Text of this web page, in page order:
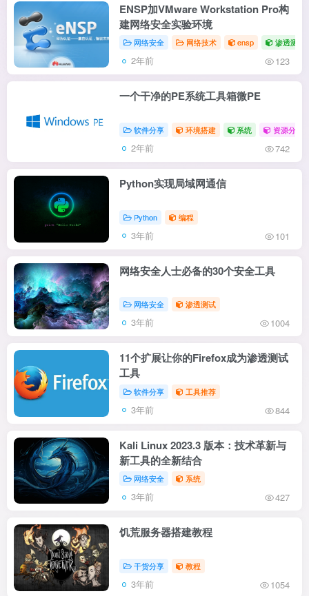
ENSP加VMware Workstation Pro构
建网络安全实验环境
网络安全 网络技术 ensp 渗透测试
2年前 123
一个干净的PE系统工具箱微PE
软件分享 环境搭建 系统 资源分享
2年前 742
Python实现局域网通信
Python 编程
3年前 101
网络安全人士必备的30个安全工具
网络安全 渗透测试
3年前 1004
11个扩展让你的Firefox成为渗透测试
工具
软件分享 工具推荐
3年前 844
Kali Linux 2023.3 版本：技术革新与
新工具的全新结合
网络安全 系统
3年前 427
饥荒服务器搭建教程
干货分享 教程
3年前 1054